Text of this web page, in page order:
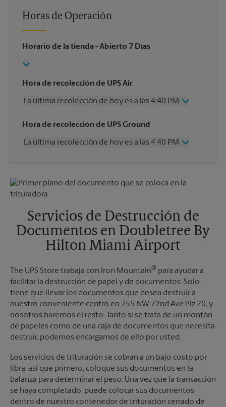
Horas de Operación
Horario de la tienda - Abierto 7 Días
Hora de recolección de UPS Air
La última recolección de hoy es a las 4:40 PM
Miércoles
4:40 PM
Viernes
4:40 PM
Martes
Hora de recolección de UPS Ground
La última recolección de hoy es a las 4:40 PM
Viernes
4:40 PM
Sábado
Lunes
4:40 PM
Martes
4:40 PM
Servicios de Destrucción de
Documentos en Doubletree By
Hilton Miami Airport
The UPS Store trabaja con Iron Mountain® para ayudar a
facilitar la destrucción de papel y de documentos. Solo
tiene que llevar los documentos que desea destruir a
nuestro conveniente centro en 755 NW 72nd Ave Plz 20, y
nosotros haremos el resto. Tanto si se trata de un montón
de papeles como de una caja de documentos que necesita
destruir, podemos encargarnos de ello por usted.
Los servicios de trituración se cobran a un bajo costo por
libra, así que primero, coloque sus documentos en la
balanza para determinar el peso. Una vez que la transacción
se haya completado, puede colocar sus documentos
dentro de nuestro contenedor de trituración cerrado de